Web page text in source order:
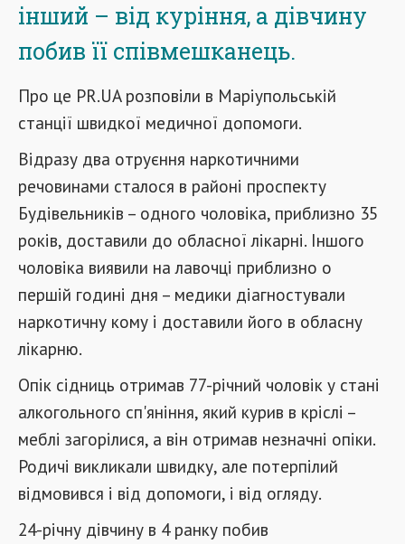
інший – від куріння, а дівчину
побив її співмешканець.
Про це PR.UA розповіли в Маріупольській
станції швидкої медичної допомоги.
Відразу два отруєння наркотичними
речовинами сталося в районі проспекту
Будівельників – одного чоловіка, приблизно 35
років, доставили до обласної лікарні. Іншого
чоловіка виявили на лавочці приблизно о
першій годині дня – медики діагностували
наркотичну кому і доставили його в обласну
лікарню.
Опік сідниць отримав 77-річний чоловік у стані
алкогольного сп'яніння, який курив в кріслі –
меблі загорілися, а він отримав незначні опіки.
Родичі викликали швидку, але потерпілий
відмовився і від допомоги, і від огляду.
24-річну дівчину в 4 ранку побив